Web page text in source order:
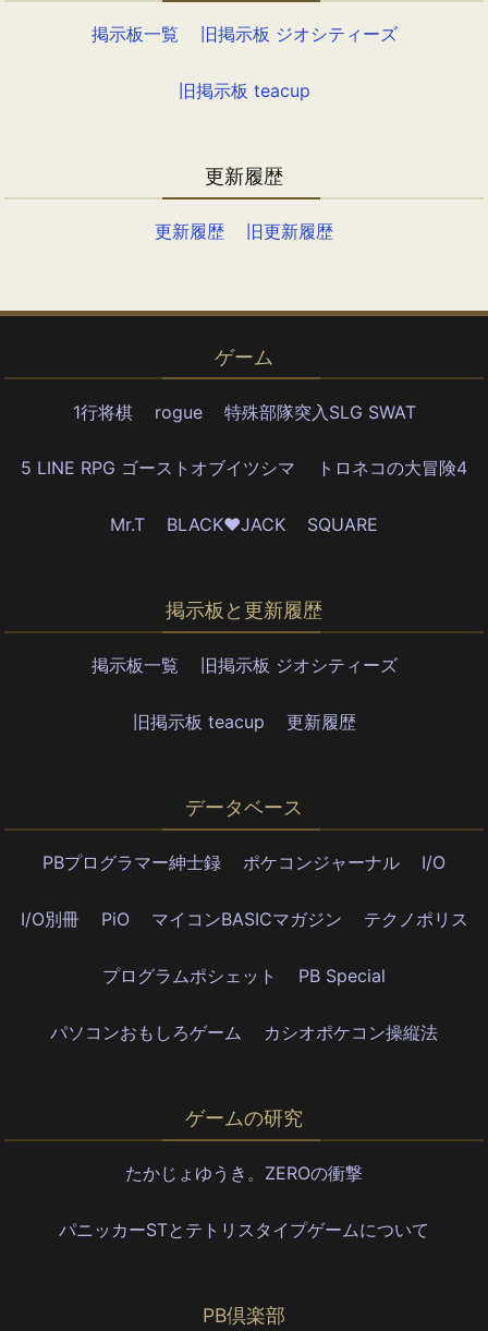
掲示板一覧 旧掲示板 ジオシティーズ
旧掲示板 teacup
更新履歴
更新履歴 旧更新履歴
ゲーム
1行将棋 rogue 特殊部隊突入SLG SWAT
5 LINE RPG ゴーストオブイツシマ トロネコの大冒険4
Mr.T BLACK♥JACK SQUARE
掲示板と更新履歴
掲示板一覧 旧掲示板 ジオシティーズ
旧掲示板 teacup 更新履歴
データベース
PBプログラマー紳士録 ポケコンジャーナル I/O
I/O別冊 PiO マイコンBASICマガジン テクノポリス
プログラムポシェット PB Special
パソコンおもしろゲーム カシオポケコン操縦法
ゲームの研究
たかじょゆうき。ZEROの衝撃
パニッカーSTとテトリスタイプゲームについて
PB倶楽部